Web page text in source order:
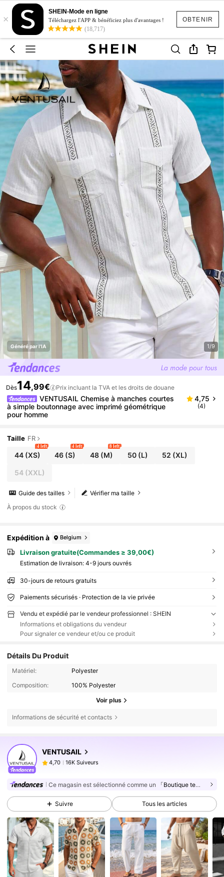
OBTENIR
×
SHEIN-Mode en ligne
Téléchargez l'APP & bénéficiez plus d'avantages !
(18,717)
Généré par l'IA 1/9
Dès14,99€ Prix incluant la TVA et les droits de douane
VENTUSAIL Chemise à manches courtes
à simple boutonnage avec imprimé géométrique
pour homme
4,75
(4)
Taille FR
44(XS)
4 left
46 (S)
4 left
48(M)
8 left
50(L) 52 (XL)
54(XXL)
Vérifier ma taille
Guide des tailles
À propos du stock
Expédition à Belgium
Livraison gratuite(Commandes ≥ 39,00€)
Estimation de livraison: 4-9 jours ouvrés
30-jours de retours gratuits
Paiements sécurisés · Protection de la vie privée
Vendu et expédié par le vendeur professionnel : SHEIN
Informations et obligations du vendeur
Pour signaler ce vendeur et/ou ce produit
Détails Du Produit
Matériel:
Polyester
Composition:
100% Polyester
Voir plus
Informations de sécurité et contacts
VENTUSAIL
4,70
16K Suiveurs
j***1 est en train de naviguer
4,70 16K Suiveurs
4,70 16K Suiveurs
4,70 16K Suiveurs
4,70 16K Suiveurs
4,70 16K Suiveurs
4,70 16K Suiveurs
Ce magasin est sélectionné comme un 「Boutique tendance」
Suivre Tous les articles